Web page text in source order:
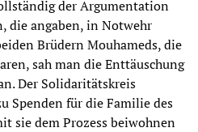
der Argumentation
die angaben, in Notwehr
Brüdern Mouhameds, die
sah man die Enttäuschung
Der Solidaritätskreis
Spenden für die Familie des
sie dem Prozess beiwohnen